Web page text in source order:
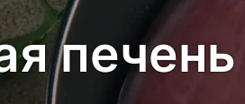
печень